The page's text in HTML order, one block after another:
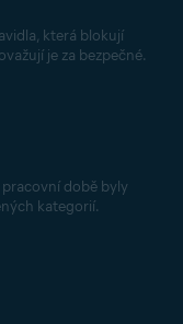
která blokují
je za bezpečné.
době byly
kategorií.